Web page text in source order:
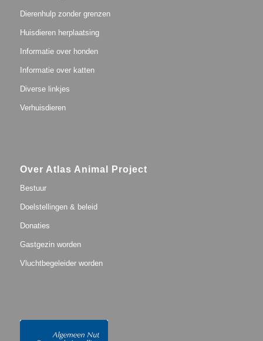
Dierenhulp zonder grenzen
Huisdieren herplaatsing
Informatie over honden
Informatie over katten
Diverse linkjes
Verhuisdieren
Over Atlas Animal Project
Bestuur
Doelstellingen & beleid
Donaties
Gastgezin worden
Vluchtbegeleider worden